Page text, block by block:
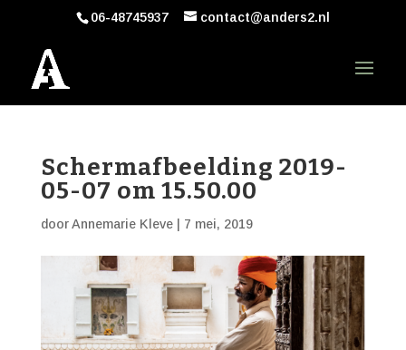
06-48745937 contact@anders2.nl
Schermafbeelding 2019-
05-07 om 15.50.00
doorAnnemarie Kleve| 7 mei, 2019